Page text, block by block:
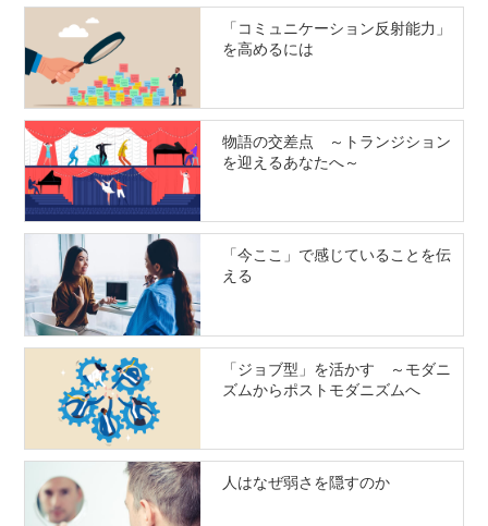
「コミュニケーション反射能力」
を高めるには
物語の交差点 ～トランジション
を迎えるあなたへ～
「今ここ」で感じていることを伝
える
「ジョブ型」を活かす ～モダニ
ズムからポストモダニズムへ
人はなぜ弱さを隠すのか